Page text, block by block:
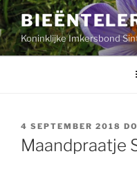
Ga
naar
de
inhoud
Koninklijke Imkersbond
GEPLAATST
OP
4 SEPTEMBER 2018
Maandpraatje